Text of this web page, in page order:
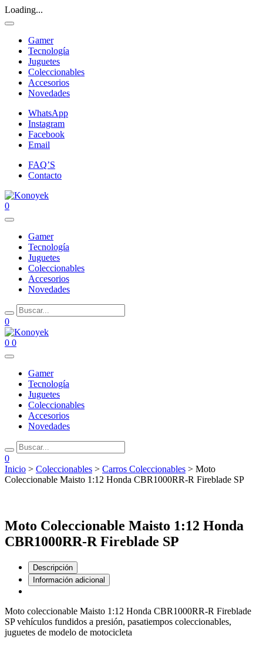
Loading...
Gamer
Tecnología
Juguetes
Coleccionables
Accesorios
Novedades
WhatsApp
Instagram
Facebook
Email
FAQ’S
Contacto
0
Gamer
Tecnología
Juguetes
Coleccionables
Accesorios
Novedades
0
0 0
Gamer
Tecnología
Juguetes
Coleccionables
Accesorios
Novedades
0
Inicio > Coleccionables > Carros Coleccionables > Moto
Coleccionable Maisto 1:12 Honda CBR1000RR-R Fireblade SP
Moto Coleccionable Maisto 1:12 Honda
CBR1000RR-R Fireblade SP
Descripción
Información adicional
Moto coleccionable Maisto 1:12 Honda CBR1000RR-R Fireblade
SP vehículos fundidos a presión, pasatiempos coleccionables,
juguetes de modelo de motocicleta